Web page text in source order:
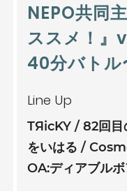
NEPO共同
ススメ！』
40分バトル
Line Up
TЯicKY
82回目
をいはる
OA:ディアブル